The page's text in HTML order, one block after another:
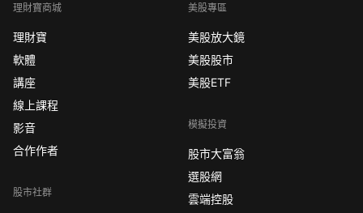
理財寶商城
理財寶
軟體
講座
線上課程
影音
合作作者
股市社群
美股專區
美股放大鏡
美股股市
美股ETF
模擬投資
股市大富翁
選股網
雲端控股